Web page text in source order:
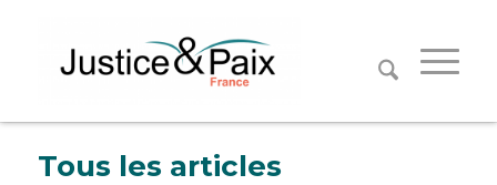
Tous les articles